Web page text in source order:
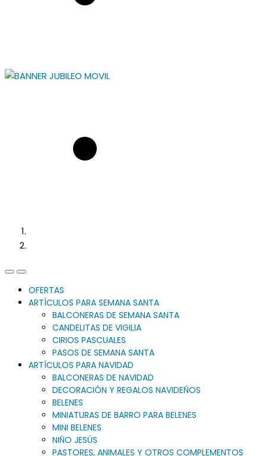
Previous
Slide
Next
Slide
OFERTAS
ARTÍCULOS PARA SEMANA SANTA
BALCONERAS DE SEMANA SANTA
CANDELITAS DE VIGILIA
CIRIOS PASCUALES
PASOS DE SEMANA SANTA
ARTÍCULOS PARA NAVIDAD
BALCONERAS DE NAVIDAD
DECORACIÓN Y REGALOS NAVIDEÑOS
BELENES
MINIATURAS DE BARRO PARA BELENES
MINI BELENES
NIÑO JESÚS
PASTORES, ANIMALES Y OTROS COMPLEMENTOS